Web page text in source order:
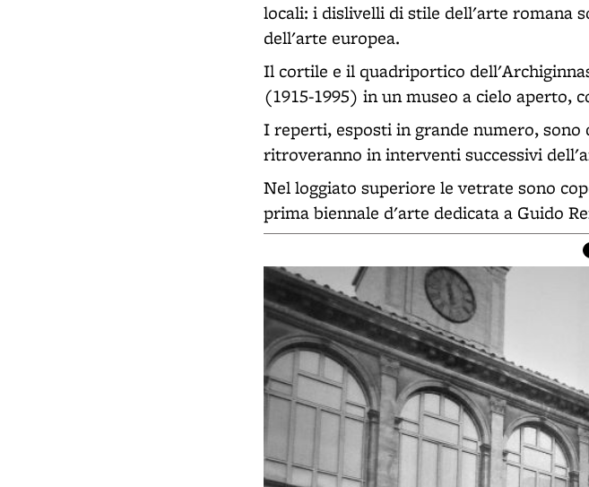
locali: i dislivelli di stile dell'arte romana
dell'arte europea.
Il cortile e il quadriportico
(1915-1995) in un museo a cielo aperto,
I reperti, esposti in grande numero,
ritroveranno in interventi successivi
Nel loggiato superiore le vetrate sono
prima biennale d'arte dedicata a Guido